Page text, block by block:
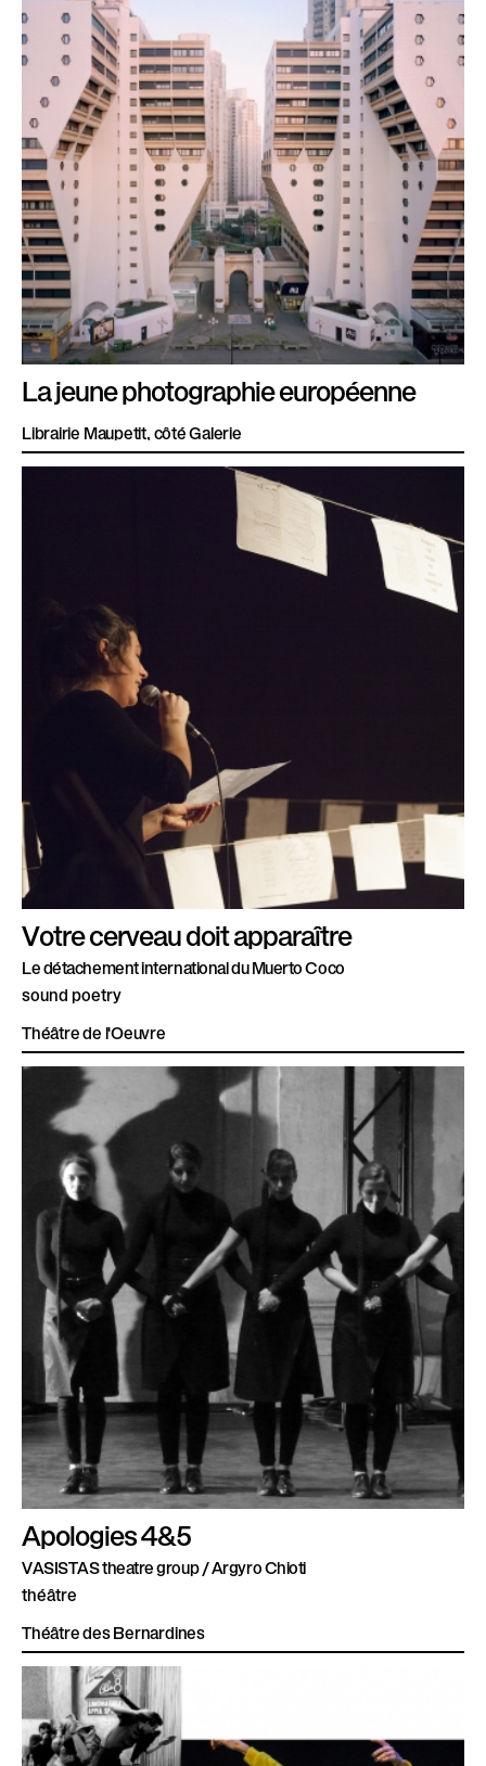
La jeune photographie européenne
Librairie Maupetit, côté Galerie
Votre cerveau doit apparaître
Le détachement international du Muerto Coco
sound poetry
Théâtre de l'Oeuvre
Apologies 4&5
VASISTAS theatre group / Argyro Chioti
théâtre
Théâtre des Bernardines